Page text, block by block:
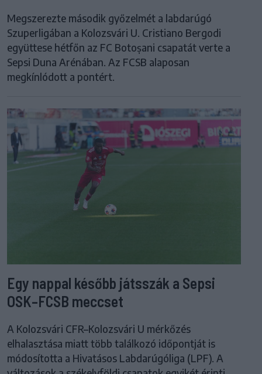
Megszerezte második győzelmét a labdarúgó
Szuperligában a Kolozsvári U. Cristiano Bergodi
együttese hétfőn az FC Botoșani csapatát verte a
Sepsi Duna Arénában. Az FCSB alaposan
megkínlódott a pontért.
Egy nappal később játsszák a Sepsi
OSK–FCSB meccset
A Kolozsvári CFR–Kolozsvári U mérkőzés
elhalasztása miatt több találkozó időpontját is
módosította a Hivatásos Labdarúgóliga (LPF). A